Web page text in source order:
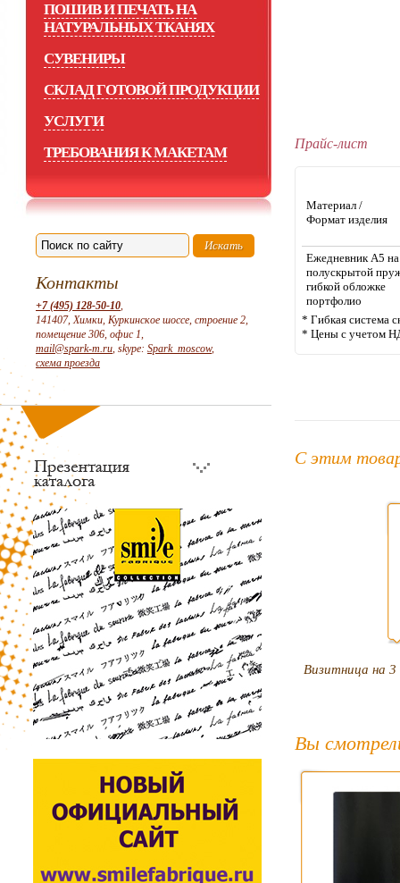
ПОШИВ И ПЕЧАТЬ НА
НАТУРАЛЬНЫХ ТКАНЯХ
СУВЕНИРЫ
СКЛАД ГОТОВОЙ ПРОДУКЦИИ
УСЛУГИ
ТРЕБОВАНИЯ К МАКЕТАМ
Контакты
+7 (495) 128-50-10,
141407, Химки, Куркинское шоссе, строение 2,
помещение 306, офис 1,
mail@spark-m.ru, skype: Spark_moscow,
схема проезда
Прайс-лист
Материал /
Формат изделия
Ежедневник А5 на
полускрытой
гибкой обложке
портфолио
* Гибкая система
* Цены с учетом
С этим
Визитница на
Вы